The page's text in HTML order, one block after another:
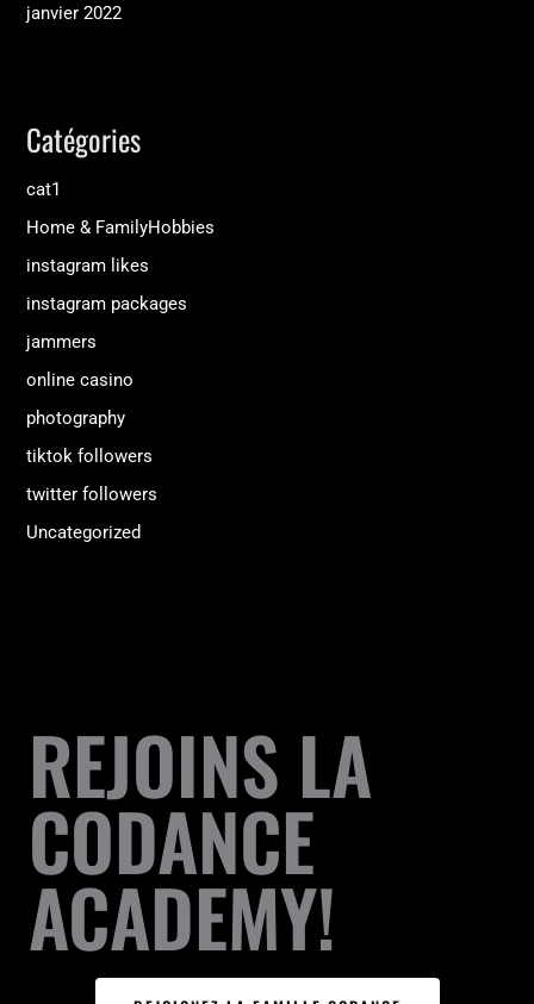
janvier 2022
Catégories
cat1
Home & FamilyHobbies
instagram likes
instagram packages
jammers
online casino
photography
tiktok followers
twitter followers
Uncategorized
REJOINS LA
CODANCE
ACADEMY!